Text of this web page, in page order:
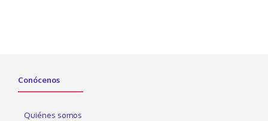
Conócenos
Quiénes somos